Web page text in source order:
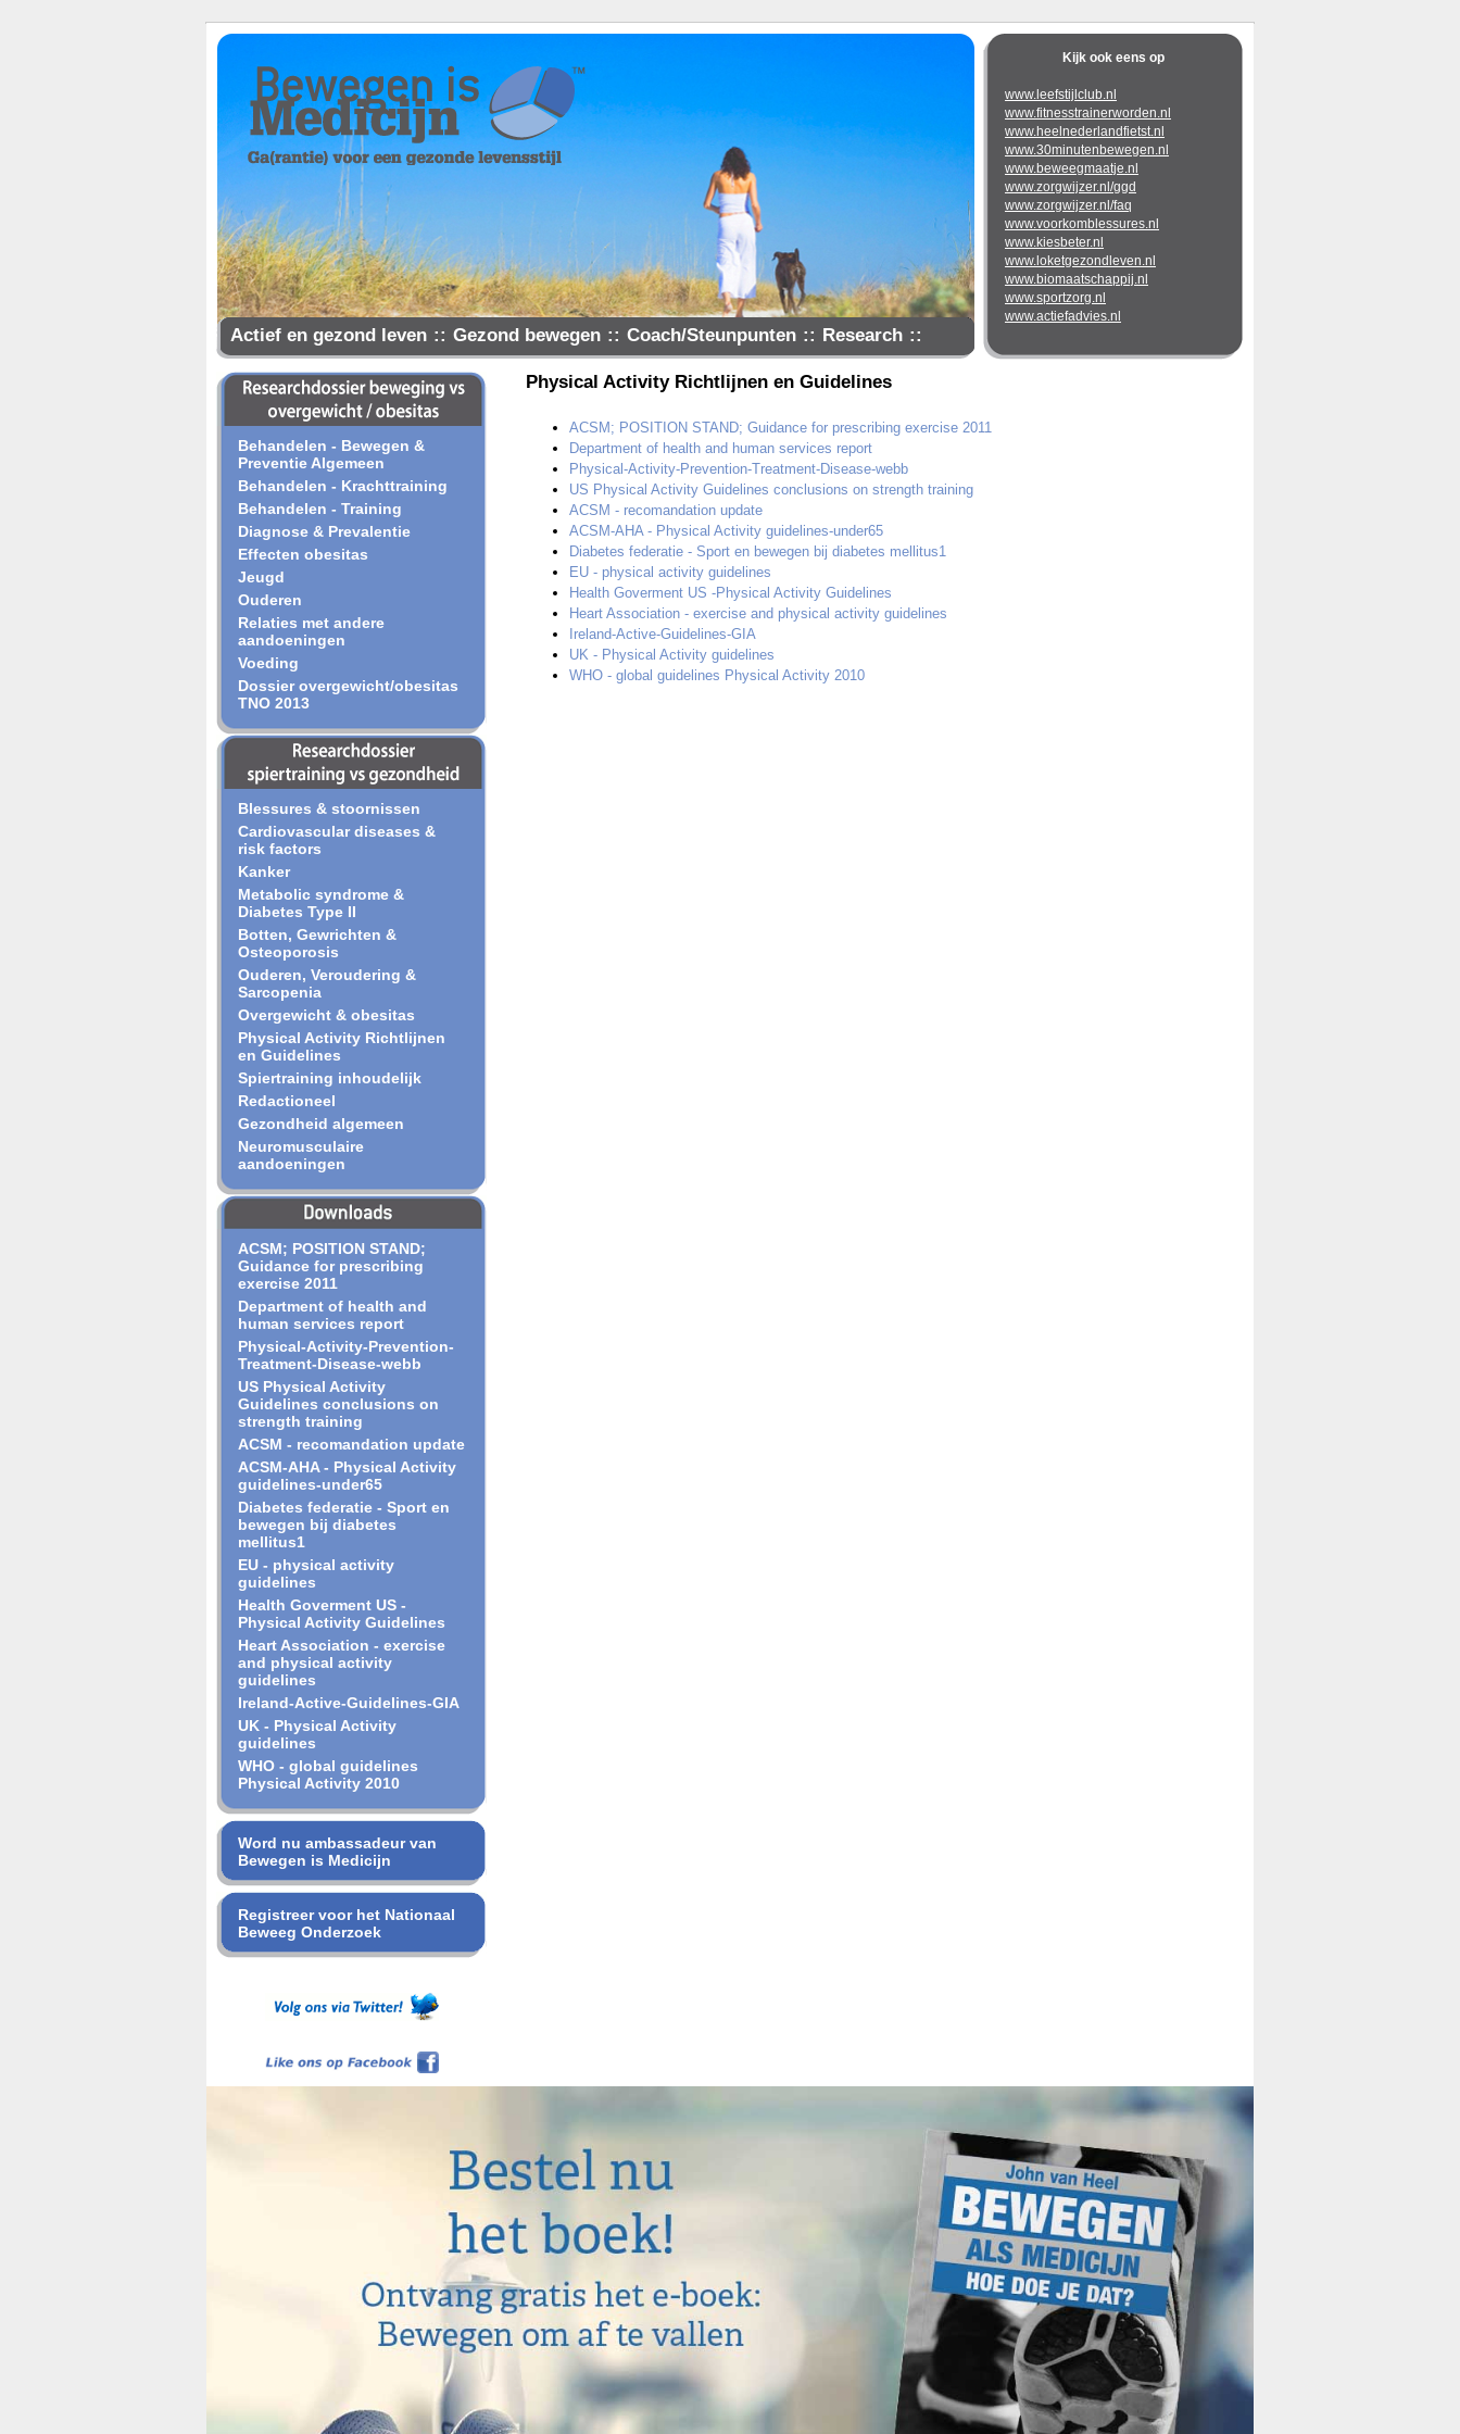
Kijk ook eens op
www.leefstijlclub.nl
www.fitnesstrainerworden.nl
www.heelnederlandfietst.nl
www.30minutenbewegen.nl
www.beweegmaatje.nl
www.zorgwijzer.nl/ggd
www.zorgwijzer.nl/faq
www.voorkomblessures.nl
www.kiesbeter.nl
www.loketgezondleven.nl
www.biomaatschappij.nl
www.sportzorg.nl
www.actiefadvies.nl
Actief en gezond leven :: Gezond bewegen :: Coach/Steunpunten :: Research ::
Samen gezonder
Behandelen - Bewegen &
Preventie Algemeen
Behandelen - Krachttraining
Behandelen - Training
Diagnose & Prevalentie
Effecten obesitas
Jeugd
Ouderen
Relaties met andere
aandoeningen
Voeding
Dossier overgewicht/obesitas
TNO 2013
Blessures & stoornissen
Cardiovascular diseases &
risk factors
Kanker
Metabolic syndrome &
Diabetes Type II
Botten, Gewrichten &
Osteoporosis
Ouderen, Veroudering &
Sarcopenia
Overgewicht & obesitas
Physical Activity Richtlijnen
en Guidelines
Spiertraining inhoudelijk
Redactioneel
Gezondheid algemeen
Neuromusculaire
aandoeningen
ACSM; POSITION STAND;
Guidance for prescribing
exercise 2011
Department of health and
human services report
Physical-Activity-Prevention-
Treatment-Disease-webb
US Physical Activity
Guidelines conclusions on
strength training
ACSM - recomandation update
ACSM-AHA - Physical Activity
guidelines-under65
Diabetes federatie - Sport en
bewegen bij diabetes
mellitus1
EU - physical activity
guidelines
Health Goverment US -
Physical Activity Guidelines
Heart Association - exercise
and physical activity
guidelines
Ireland-Active-Guidelines-GIA
UK - Physical Activity
guidelines
WHO - global guidelines
Physical Activity 2010
Word nu ambassadeur van
Bewegen is Medicijn
Registreer voor het Nationaal
Beweeg Onderzoek
Physical Activity Richtlijnen en Guidelines
ACSM; POSITION STAND; Guidance for prescribing exercise 2011
Department of health and human services report
Physical-Activity-Prevention-Treatment-Disease-webb
US Physical Activity Guidelines conclusions on strength training
ACSM - recomandation update
ACSM-AHA - Physical Activity guidelines-under65
Diabetes federatie - Sport en bewegen bij diabetes mellitus1
EU - physical activity guidelines
Health Goverment US -Physical Activity Guidelines
Heart Association - exercise and physical activity guidelines
Ireland-Active-Guidelines-GIA
UK - Physical Activity guidelines
WHO - global guidelines Physical Activity 2010